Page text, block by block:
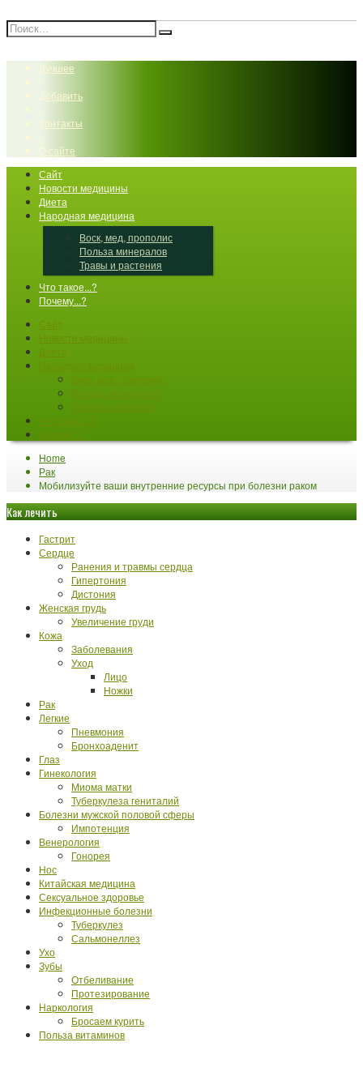
Лучшее
Добавить
Контакты
О сайте
Сайт
Новости медицины
Диета
Народная медицина
Воск, мед, прополис
Польза минералов
Травы и растения
Что такое...?
Почему...?
Сайт
Что такое...?
Почему...?
Home
Рак
Мобилизуйте ваши внутренние ресурсы при болезни раком
Как лечить
Гастрит
Сердце
Ранения и травмы сердца
Гипертония
Дистония
Женская грудь
Увеличение груди
Кожа
Заболевания
Уход
Лицо
Ножки
Рак
Легкие
Пневмония
Бронхоаденит
Глаз
Гинекология
Миома матки
Туберкулеза гениталий
Болезни мужской половой сферы
Импотенция
Венерология
Гонорея
Нос
Китайская медицина
Сексуальное здоровье
Инфекционные болезни
Туберкулез
Сальмонеллез
Ухо
Зубы
Отбеливание
Протезирование
Наркология
Бросаем курить
Польза витаминов